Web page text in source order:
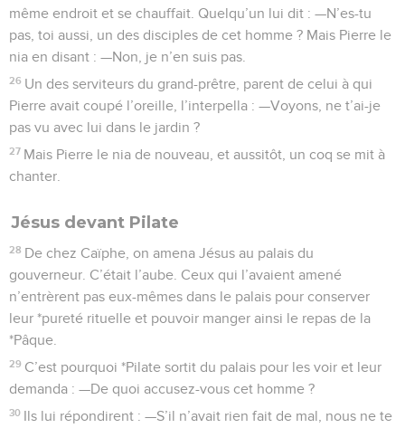
même endroit et se chauffait. Quelqu’un lui dit : —N’es-tu
pas, toi aussi, un des disciples de cet homme ? Mais Pierre le
nia en disant : —Non, je n’en suis pas.
26 Un des serviteurs du grand-prêtre, parent de celui à qui
Pierre avait coupé l’oreille, l’interpella : —Voyons, ne t’ai-je
pas vu avec lui dans le jardin ?
27 Mais Pierre le nia de nouveau, et aussitôt, un coq se mit à
chanter.
Jésus devant Pilate
28 De chez Caïphe, on amena Jésus au palais du
gouverneur. C’était l’aube. Ceux qui l’avaient amené
n’entrèrent pas eux-mêmes dans le palais pour conserver
leur *pureté rituelle et pouvoir manger ainsi le repas de la
*Pâque.
29 C’est pourquoi *Pilate sortit du palais pour les voir et leur
demanda : —De quoi accusez-vous cet homme ?
30 Ils lui répondirent : —S’il n’avait rien fait de mal, nous ne te